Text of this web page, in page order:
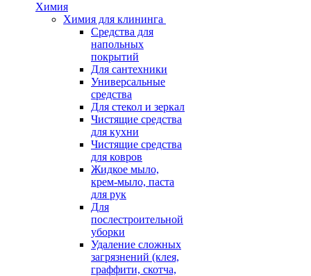
Химия
Химия для клининга
Средства для
напольных
покрытий
Для сантехники
Универсальные
средства
Для стекол и зеркал
Чистящие средства
для кухни
Чистящие средства
для ковров
Жидкое мыло,
крем-мыло, паста
для рук
Для
послестроительной
уборки
Удаление сложных
загрязнений (клея,
граффити, скотча,